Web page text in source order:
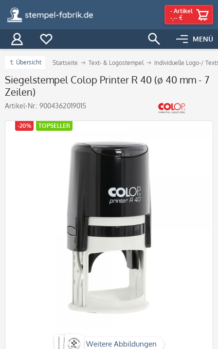
MENÜ
- Artikel
-,-- €
Übersicht Startseite Text- & Logostempel Individuelle Logo-/
Siegelstempel Colop Printer R 40 (ø 40 mm - 7
Zeilen)
Artikel-Nr.: 9004362019015
Weitere Abbildungen
-20% TOPSELLER